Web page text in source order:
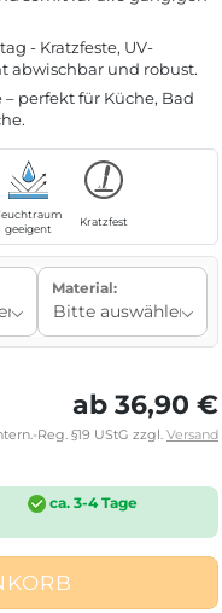
- Kratzfeste, UV-
abwischbar und robust.
perfekt für Küche, Bad
geeigent
Kratzfest
Material:
ab 36,90 €
Reg. §19 UStG zzgl. Versand
ca. 3-4 Tage